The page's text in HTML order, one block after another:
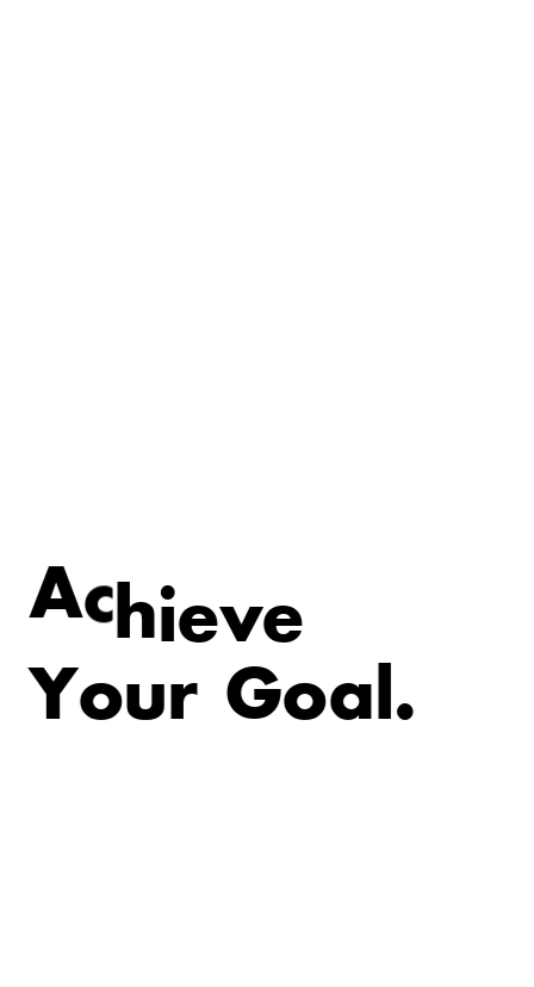
Achieve
Your Goal.